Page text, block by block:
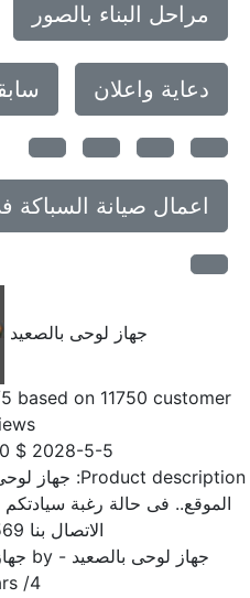
مراحل البناء بالصور
دعاية واعلان
اعمال صيانة السباكة
جهاز لوحى بالصعيد
/5 based on11750customer
2028-5-5
$
Product جهاز لوحى
الموقع.. فى حالة رغبة سيادتكم
الاتصال بنا 20237624569
جهاز لوحى بالصعيد- by جهاز
/